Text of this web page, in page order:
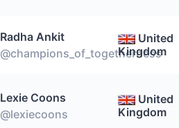
Radha Ankit
@champions_of_togetherness
United
Kingdom
Lexie Coons
@lexiecoons
United
Kingdom